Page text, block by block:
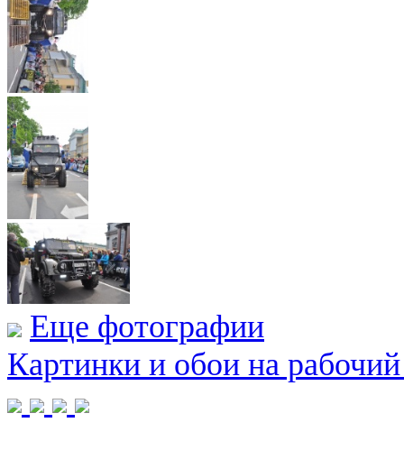
Еще фотографии
Картинки и обои на